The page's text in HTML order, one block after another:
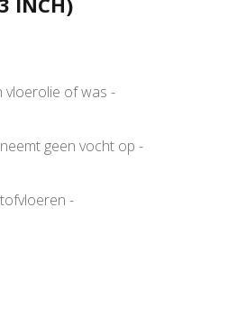
vloerolie of was -
geen vocht op -
-